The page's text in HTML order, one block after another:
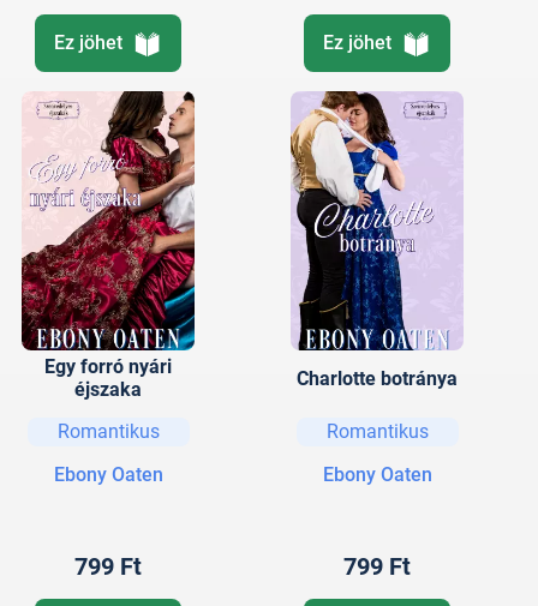
Ez jöhet Ez jöhet
Egy forró nyári
éjszaka
Romantikus
Ebony Oaten
799 Ft
Charlotte botránya
Romantikus
Ebony Oaten
799 Ft